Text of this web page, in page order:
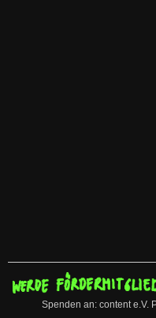
Spenden an: content e.V.